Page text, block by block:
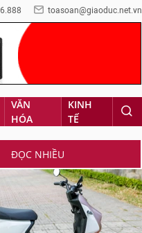
toasoan@giaoduc.net.vn
VĂN
HÓA
KINH
TẾ
ĐỌC NHIỀU